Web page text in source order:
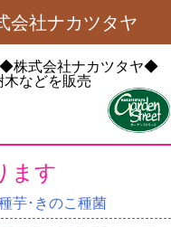
会社ナカツタヤ
◆株式会社ナカツタヤ◆
などを販売
ます
芋･きのこ種菌